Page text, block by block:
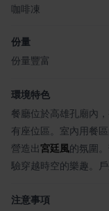
咖啡凍
份量
份量豐富
環境特色
餐廳位於高雄孔廟內
有座位區。室內用餐
營造出宮廷風的氛圍
驗穿越時空的樂趣。
注意事項